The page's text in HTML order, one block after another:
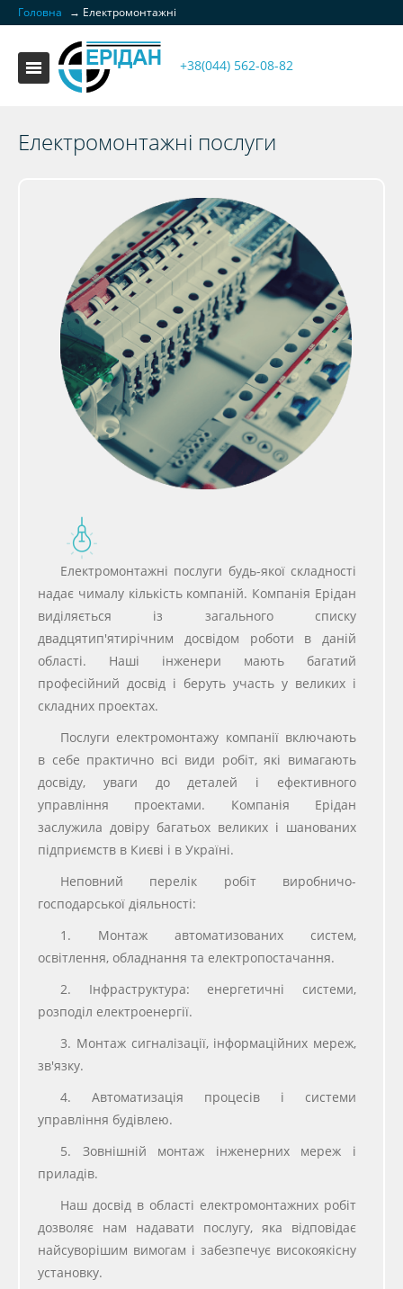
Головна → Електромонтажні
+38(044) 562-08-82
Електромонтажні послуги
Електромонтажні послуги будь-якої складності
надає чималу кількість компаній. Компанія Ерідан
виділяється із загального списку
двадцятип'ятирічним досвідом роботи в даній
області. Наші інженери мають багатий
професійний досвід і беруть участь у великих і
складних проектах.
Послуги електромонтажу компанії включають
в себе практично всі види робіт, які вимагають
досвіду, уваги до деталей і ефективного
управління проектами. Компанія Ерідан
заслужила довіру багатьох великих і шанованих
підприємств в Києві і в Україні.
Неповний перелік робіт виробничо-
господарської діяльності:
1. Монтаж автоматизованих систем,
освітлення, обладнання та електропостачання.
2. Інфраструктура: енергетичні системи,
розподіл електроенергії.
3. Монтаж сигналізації, інформаційних мереж,
зв'язку.
4. Автоматизація процесів і системи
управління будівлею.
5. Зовнішній монтаж інженерних мереж і
приладів.
Наш досвід в області електромонтажних робіт
дозволяє нам надавати послугу, яка відповідає
найсуворішим вимогам і забезпечує високоякісну
установку.